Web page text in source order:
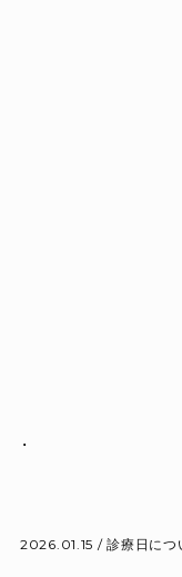
2026.01.15 /診療日につ